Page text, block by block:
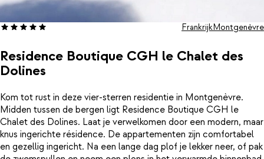
Residence Boutique CGH le Chalet des
Dolines
FrankrijkMontgenèvre
Kom tot rust in deze vier-sterren residentie in Montgenèvre.
Midden tussen de bergen ligt Residence Boutique CGH le
Chalet des Dolines. Laat je verwelkomen door een modern, maar
knus ingerichte résidence. De appartementen zijn comfortabel
en gezellig ingericht. Na een lange dag plof je lekker neer, of pak